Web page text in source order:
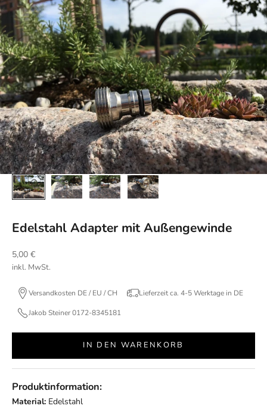
Edelstahl Adapter mit Außengewinde
Angebot
5,00 €
inkl. MwSt.
Versandkosten DE / EU / CH Lieferzeit ca. 4-5 Werktage in DE
Jakob Steiner 0172-8345181
IN DEN WARENKORB
Produktinformation:
Material: Edelstahl